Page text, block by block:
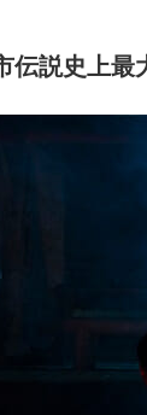
伝説史上最